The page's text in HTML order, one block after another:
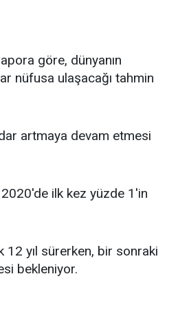
göre, dünyanın
nüfusa ulaşacağı tahmin
artmaya devam etmesi
ilk kez yüzde 1'in
12 yıl sürerken, bir sonraki
bekleniyor.